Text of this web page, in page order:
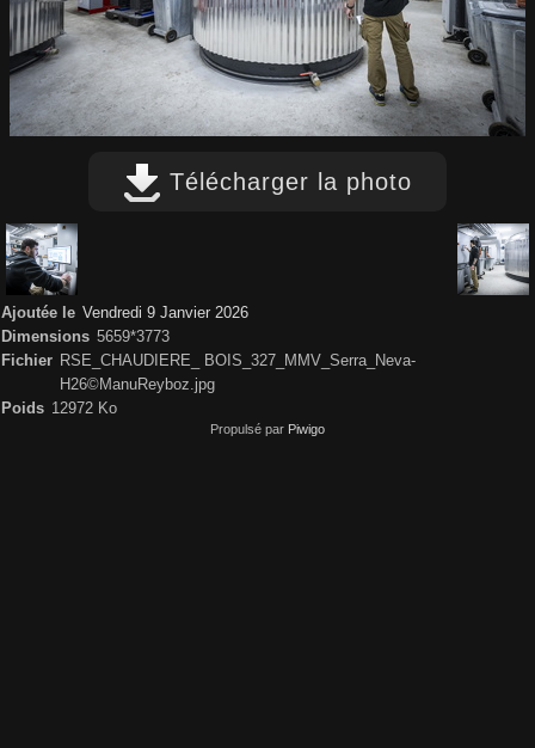
Télécharger la photo
Ajoutée le Vendredi 9 Janvier 2026
Dimensions 5659*3773
Fichier RSE_CHAUDIERE_ BOIS_327_MMV_Serra_Neva-
H26©ManuReyboz.jpg
Poids 12972 Ko
Propulsé par Piwigo